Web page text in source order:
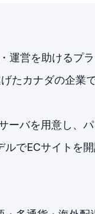
営を助けるプ
たカナダの企業で
バを用意し、
でECサイトを